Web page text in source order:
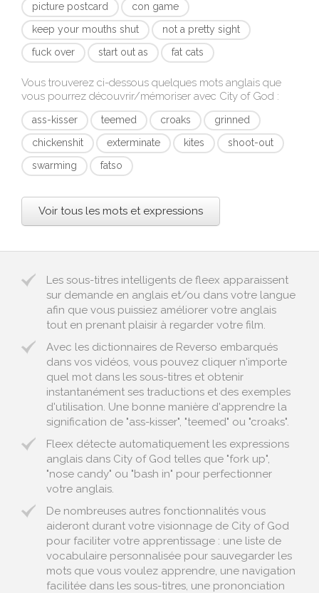
picture postcard
con game
keep your mouths shut
not a pretty sight
fuck over
start out as fat cats
Vous trouverez ci-dessous quelques mots anglais que
vous pourrez découvrir/mémoriser avec City of God :
ass-kisser teemed croaks
grinned
chickenshit
exterminate kites
shoot-out
swarming
fatso
Voir tous les mots et expressions
Les sous-titres intelligents de fleex apparaissent
sur demande en anglais et/ou dans votre langue
afin que vous puissiez améliorer votre anglais
tout en prenant plaisir à regarder votre film.
Avec les dictionnaires de Reverso embarqués
dans vos vidéos, vous pouvez cliquer n'importe
quel mot dans les sous-titres et obtenir
instantanément ses traductions et des exemples
d'utilisation. Une bonne manière d'apprendre la
signification de "ass-kisser", "teemed" ou "croaks".
Fleex détecte automatiquement les expressions
anglais dans City of God telles que "fork up",
"nose candy" ou "bash in" pour perfectionner
votre anglais.
De nombreuses autres fonctionnalités vous
aideront durant votre visionnage de City of God
pour faciliter votre apprentissage : une liste de
vocabulaire personnalisée pour sauvegarder les
mots que vous voulez apprendre, une navigation
facilitée dans les sous-titres, une prononciation